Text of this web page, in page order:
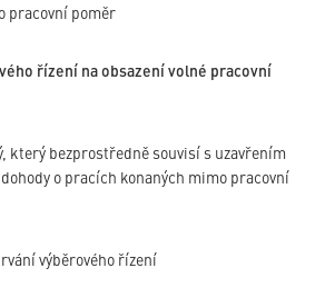
pracovní poměr
řízení na obsazení volné pracovní
který bezprostředně souvisí s uzavřením
o pracích konaných mimo pracovní
výběrového řízení